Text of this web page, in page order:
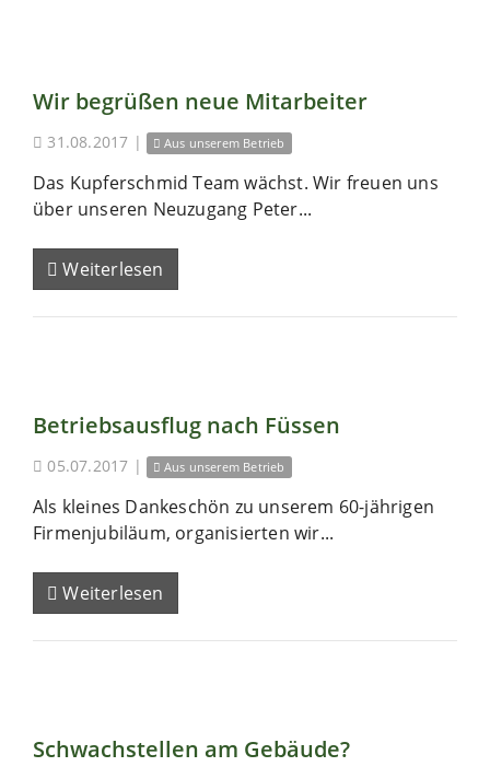
Wir begrüßen neue Mitarbeiter
31.08.2017 | Aus unserem Betrieb
Das Kupferschmid Team wächst. Wir freuen uns
über unseren Neuzugang Peter...
Weiterlesen
Betriebsausflug nach Füssen
05.07.2017 | Aus unserem Betrieb
Als kleines Dankeschön zu unserem 60-jährigen
Firmenjubiläum, organisierten wir...
Weiterlesen
Schwachstellen am Gebäude?